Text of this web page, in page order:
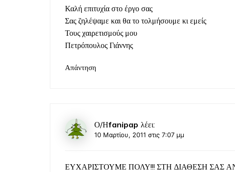
Καλή επιτυχία στο έργο σας
Σας ζηλέψαμε και θα το τολμήσουμε κι εμείς
Τους χαιρετισμούς μου
Πετρόπουλος Γιάννης
Απάντηση
Ο/Ηfanipap λέει:
10 Μαρτίου, 2011 στις 7:07 μμ
ΕΥΧΑΡΙΣΤΟΥΜΕ ΠΟΛΥ!!! ΣΤΗ ΔΙΑΘΕΣΗ ΣΑΣ